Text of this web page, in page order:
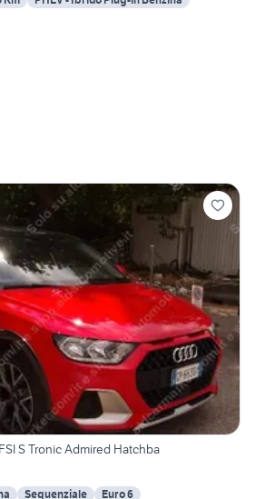
S Tronic Admired Hatchba
Sequenziale
Euro 6